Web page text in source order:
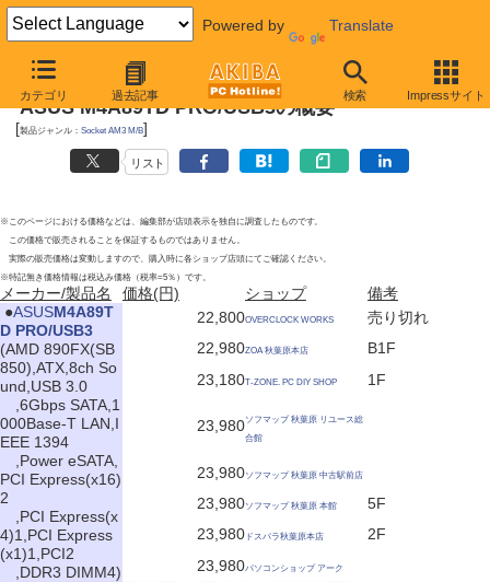
Powered by Translate
カテゴリ 過去記事 検索 Impressサイト
2010年5月22日号
ASUS M4A89TD PRO/USB3の概要
[製品ジャンル： Socket AM3 M/B]
リスト
※このページにおける価格などは、編集部が店頭表示を独自に調査したものです。
この価格で販売されることを保証するものではありません。
実際の販売価格は変動しますので、購入時に各ショップ店頭にてご確認ください。
※特記無き価格情報は税込み価格（税率=5％）です。
メーカー/製品名 価格(円) ショップ
備考
●ASUSM4A89T
D PRO/USB3
(AMD 890FX(SB
850),ATX,8ch So
und,USB 3.0
,6Gbps SATA,1
000Base-T LAN,I
EEE 1394
,Power eSATA,
PCI Express(x16)
2
,PCI Express(x
4)1,PCI Express
(x1)1,PCI2
,DDR3 DIMM4)
22,800OVERCLOCK WORKS
売り切れ
22,980ZOA 秋葉原本店
B1F
23,180T-ZONE. PC DIY SHOP 1F
23,980ソフマップ 秋葉原 リユース総
合館
23,980ソフマップ 秋葉原 中古駅前店
23,980ソフマップ 秋葉原 本館
5F
23,980 ドスパラ秋葉原本店
2F
23,980パソコンショップ アーク